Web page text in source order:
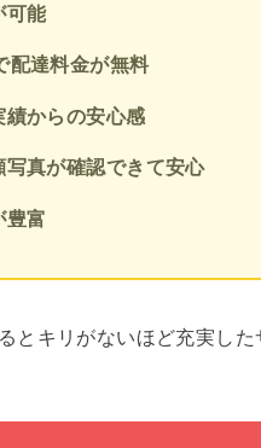
可能
配達料金が無料
績からの安心感
写真が確認できて安心
豊富
とキリがないほど充実し